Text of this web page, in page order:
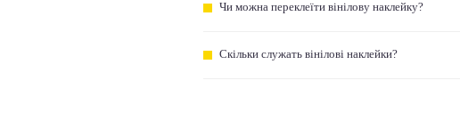
Чи можна переклеїти вінілову наклейку?
Скільки служать вінілові наклейки?